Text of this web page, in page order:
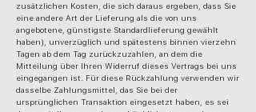
zusätzlichen Kosten, die sich daraus ergeben, dass Sie
eine andere Art der Lieferung als die von uns
angebotene, günstigste Standardlieferung gewählt
haben), unverzüglich und spätestens binnen vierzehn
Tagen ab dem Tag zurückzuzahlen, an dem die
Mitteilung über Ihren Widerruf dieses Vertrags bei uns
eingegangen ist. Für diese Rückzahlung verwenden wir
dasselbe Zahlungsmittel, das Sie bei der
ursprünglichen Transaktion eingesetzt haben, es sei